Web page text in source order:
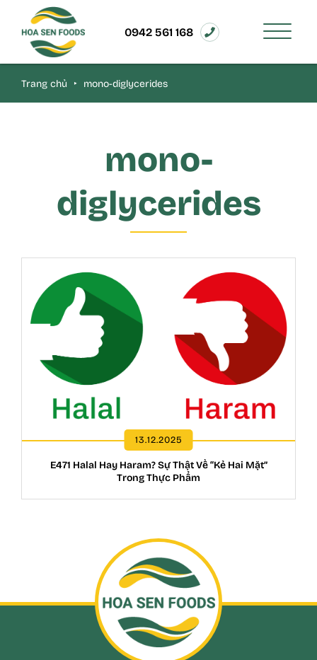
0942 561 168
Trang chủ ‣ mono-diglycerides
mono-
diglycerides
13.12.2025
E471 Halal Hay Haram? Sự Thật Về “Kẻ Hai Mặt”
Trong Thực Phẩm